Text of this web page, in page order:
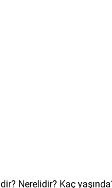
Nerelidir? Kaç